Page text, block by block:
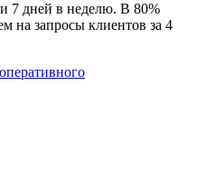
7 дней в неделю. В 80%
на запросы клиентов за 4